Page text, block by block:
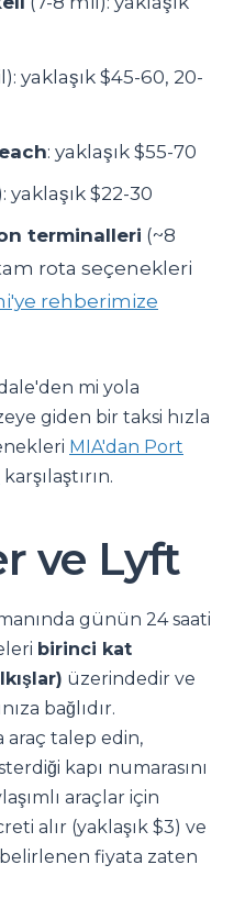
yaklaşık $45-60, 20-
: yaklaşık $55-70
yaklaşık $22-30
terminalleri (~8
rota seçenekleri
rehberimize
mi yola
giden bir taksi hızla
MIA'dan Port
karşılaştırın.
ve Lyft
günün 24 saati
birinci kat
üzerindedir ve
bağlıdır.
araç talep edin,
kapı numarasını
araçlar için
alır (yaklaşık $3) ve
fiyata zaten